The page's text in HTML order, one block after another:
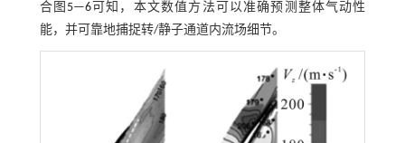
合图 5—6可知，本文数值方法可以准确预测整体气动性
能，并可靠地捕捉转/静子通道内流场细节。